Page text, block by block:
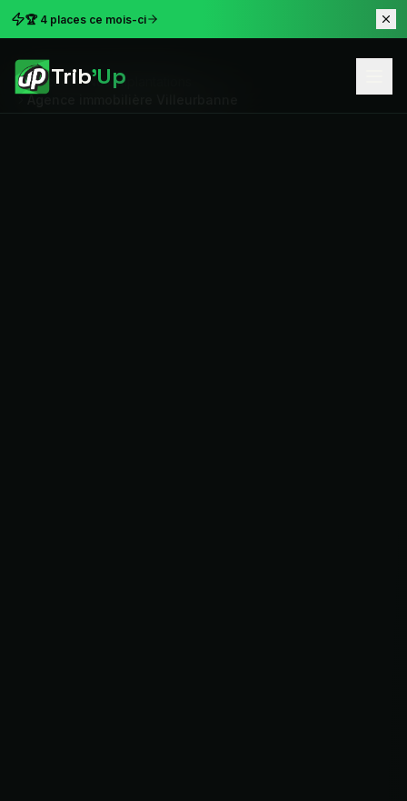
🏆 4 places ce mois-ci
Trib'Up
Accueil
Nos implantations
Agence immobilière Villeurbanne